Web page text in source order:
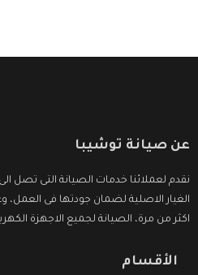
عن صيانة توشيبا
نقدم لعملائنا خدمات الصيانة التى تصل
الغيار الاصلية لضمان جودتها فى
اكثر من مرة، الصيانة لجميع الاجهزة
الأقسام